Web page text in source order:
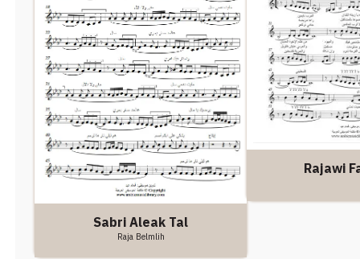
Sabri Aleak Tal
Raja Belmlih
Rajawi